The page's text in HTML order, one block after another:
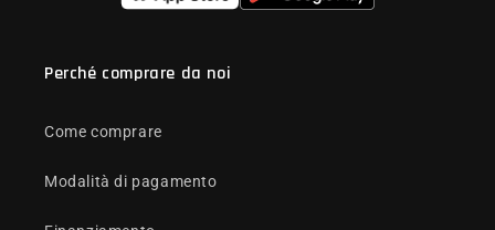
Perché comprare da noi
Come comprare
Modalità di pagamento